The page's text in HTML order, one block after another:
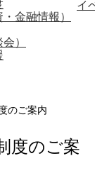
金融情報）
）
イ
のご案内
度のご案